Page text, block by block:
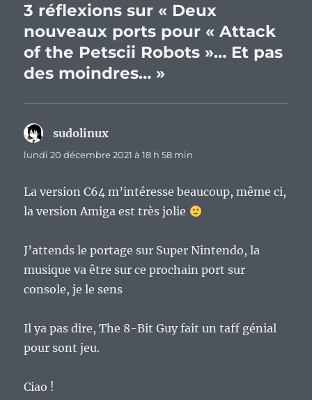
3 réflexions sur « Deux
nouveaux ports pour « Attack
of the Petscii Robots »… Et pas
des moindres… »
sudolinux
lundi 20 décembre 2021 à 18 h 58 min
La version C64 m’intéresse beaucoup, même ci,
la version Amiga est très jolie
J’attends le portage sur Super Nintendo, la
musique va être sur ce prochain port sur
console, je le sens
Il ya pas dire, The 8-Bit Guy fait un taff génial
pour sont jeu.
Ciao !